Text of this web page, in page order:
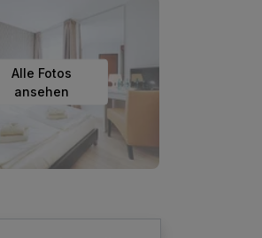
Alle Fotos
ansehen